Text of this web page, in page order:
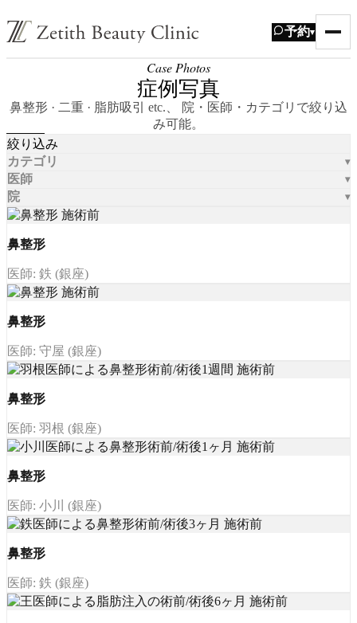
予約▾
Case Photos
症例写真
鼻整形 · 二重 · 脂肪吸引 etc.、 院・医師・カテゴリで絞り込
み可能。
絞り込み
カテゴリ
医師
院
鼻整形
医師: 鉄 (銀座)
鼻整形
医師: 守屋 (銀座)
鼻整形
医師: 羽根 (銀座)
鼻整形
医師: 小川 (銀座)
鼻整形
医師: 鉄 (銀座)